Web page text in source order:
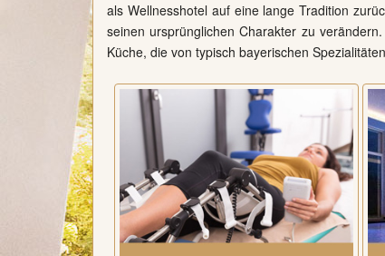
als Wellnesshotel auf eine lange Tradition
seinen ursprünglichen Charakter zu
Küche, die von typisch bayerischen